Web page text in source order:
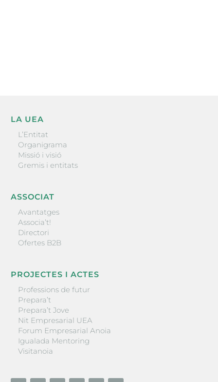
LA UEA
L’Entitat
Organigrama
Missió i visió
Gremis i entitats
ASSOCIAT
Avantatges
Associa’t!
Directori
Ofertes B2B
PROJECTES I ACTES
Professions de futur
Prepara’t
Prepara’t Jove
Nit Empresarial UEA
Forum Empresarial Anoia
Igualada Mentoring
Visitanoia